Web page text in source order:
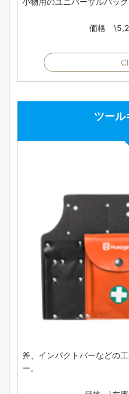
価格
ツール
斧、インパクトバーなどの
ー。